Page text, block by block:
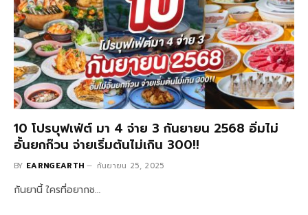
10 โปรบุฟเฟ่ต์ มา 4 จ่าย 3 กันยายน 2568 อิ่มไม่
อั้นยกก๊วน จ่ายเริ่มต้นไม่เกิน 300!!
BY EARNGEARTH กันยายน 25, 2025
กันยานี้ ใครที่อยากช…